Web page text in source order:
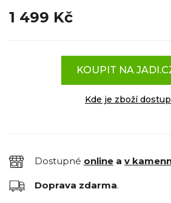
1 499 Kč
KOUPIT NA
Kde je zboží
Dostupné online a v
Doprava zdarma.